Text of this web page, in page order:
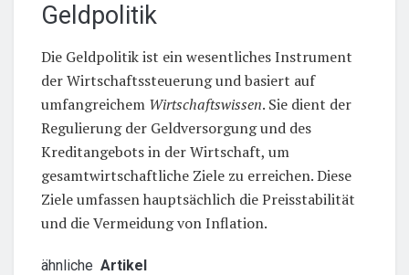
Geldpolitik
Die Geldpolitik ist ein wesentliches Instrument
der Wirtschaftssteuerung und basiert auf
umfangreichem Wirtschaftswissen. Sie dient der
Regulierung der Geldversorgung und des
Kreditangebots in der Wirtschaft, um
gesamtwirtschaftliche Ziele zu erreichen. Diese
Ziele umfassen hauptsächlich die Preisstabilität
und die Vermeidung von Inflation.
ähnliche Artikel